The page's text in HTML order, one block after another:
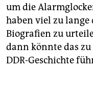
um die
haben viel zu lange
Biografien zu
dann könnte das
DDR-Geschichte